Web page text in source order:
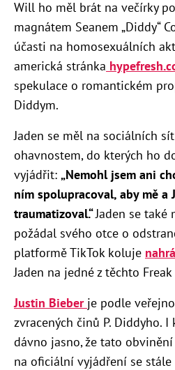
Will ho měl brát na večírky
magnátem Seanem „Diddy“
účasti na homosexuálních
americká stránka
spekulace o romantickém
Diddym.
Jaden se měl na sociálních
ohavnostem, do kterých ho
vyjádřit: „Nemohl jsem ani
ním spolupracoval, aby mě a
traumatizoval.“Jaden se také
požádal svého otce o
platformě TikTok koluje
Jaden na jedné z těchto
Justin Bieber je podle
zvracených činů P. Diddyho.
dávno jasno, že tato
na oficiální vyjádření se stále